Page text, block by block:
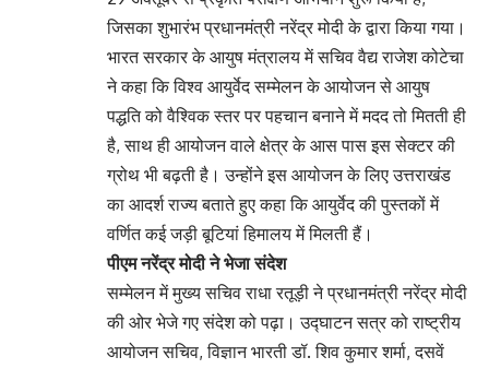
जिसका शुभारंभ प्रधानमंत्री नरेंद्र मोदी के द्वारा किया गया।
भारत सरकार के आयुष मंत्रालय में सचिव वैद्य राजेश कोटेचा
ने कहा कि विश्व आयुर्वेद सम्मेलन के आयोजन से आयुष
पद्धति को वैश्विक स्तर पर पहचान बनाने में मदद तो मितती ही
है, साथ ही आयोजन वाले क्षेत्र के आस पास इस सेक्टर की
ग्रोथ भी बढ़ती है। उन्होंने इस आयोजन के लिए उत्तराखंड
का आदर्श राज्य बताते हुए कहा कि आयुर्वेद की पुस्तकों में
वर्णित कई जड़ी बूटियां हिमालय में मिलती हैं।
पीएम नरेंद्र मोदी ने भेजा संदेश
सम्मेलन में मुख्य सचिव राधा रतूड़ी ने प्रधानमंत्री नरेंद्र मोदी
की ओर भेजे गए संदेश को पढ़ा। उद्घाटन सत्र को राष्ट्रीय
आयोजन सचिव, विज्ञान भारती डॉ. शिव कुमार शर्मा, दसवें